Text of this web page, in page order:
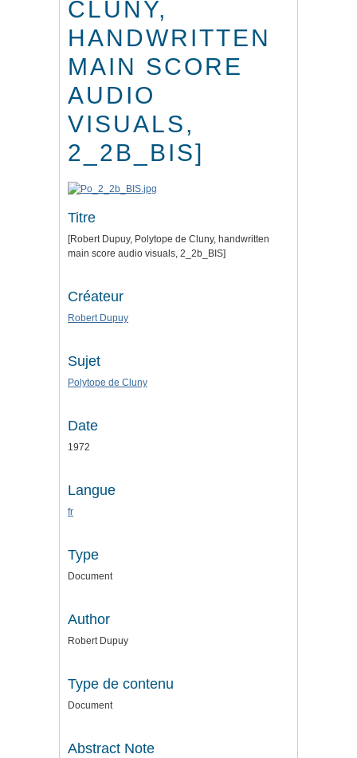
CLUNY,
HANDWRITTEN
MAIN SCORE
AUDIO
VISUALS,
2_2B_BIS]
Titre
[Robert Dupuy, Polytope de Cluny, handwritten
main score audio visuals, 2_2b_BIS]
Créateur
Robert Dupuy
Sujet
Polytope de Cluny
Date
1972
Langue
fr
Type
Document
Author
Robert Dupuy
Type de contenu
Document
Abstract Note